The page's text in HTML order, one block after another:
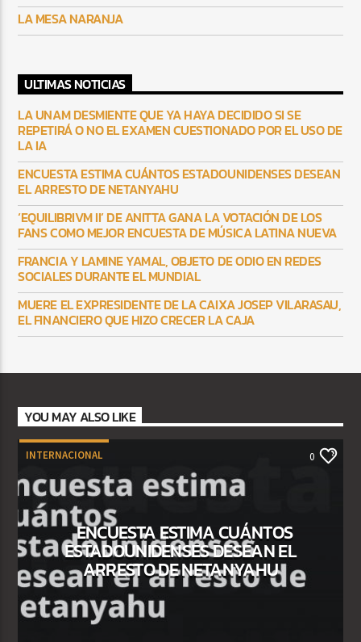
LA MESA NARANJA
ULTIMAS NOTICIAS
LA UNAM DESMIENTE QUE YA HAYA DECIDIDO SI SE
REPETIRÁ O NO EL EXAMEN CUESTIONADO POR EL USO DE
LA IA
ENCUESTA ESTIMA CUÁNTOS ESTADOUNIDENSES DESEAN
EL ARRESTO DE NETANYAHU
‘EQUILIBRIVM II’ DE ANITTA GANA LA VOTACIÓN DE LOS
FANS COMO MEJOR ENCUESTA DE MÚSICA LATINA NUEVA
FRANCIA Y LAMINE YAMAL, OBJETO DE ODIO EN REDES
SOCIALES DURANTE EL MUNDIAL
MUERE EL EXPRESIDENTE DE LA CAIXA JOSEP VILARASAU,
EL FINANCIERO QUE HIZO CRECER LA CAJA
YOU MAY ALSO LIKE
INTERNACIONAL 0
ENCUESTA ESTIMA CUÁNTOS
ESTADOUNIDENSES DESEAN EL
ARRESTO DE NETANYAHU